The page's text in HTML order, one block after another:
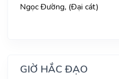
Ngọc Đường, (Đại cát)
GIỜ HẮC ĐẠO